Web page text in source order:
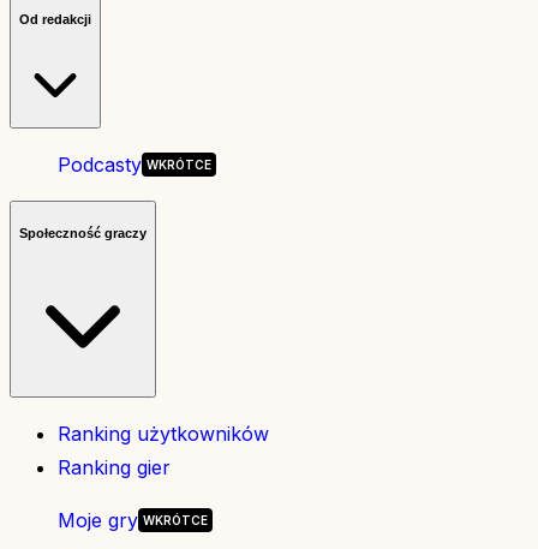
Od redakcji
Podcasty
Społeczność graczy
Ranking użytkowników
Ranking gier
Moje gry